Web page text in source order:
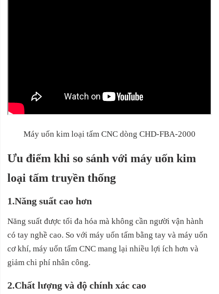
Máy uốn kim loại tấm CNC dòng CHD-FBA-2000
Ưu điểm khi so sánh với máy uốn kim
loại tấm truyền thống
1.Năng suất cao hơn
Năng suất được tối đa hóa mà không cần người vận hành
có tay nghề cao. So với máy uốn tấm bằng tay và máy uốn
cơ khí, máy uốn tấm CNC mang lại nhiều lợi ích hơn và
giảm chi phí nhân công.
2.Chất lượng và độ chính xác cao